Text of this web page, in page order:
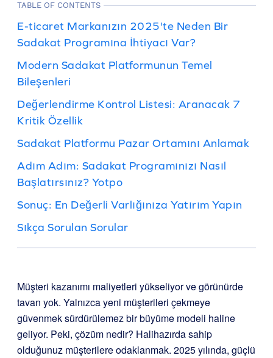
TABLE OF CONTENTS
E-ticaret Markanızın 2025'te Neden Bir
Sadakat Programına İhtiyacı Var?
Modern Sadakat Platformunun Temel
Bileşenleri
Değerlendirme Kontrol Listesi: Aranacak 7
Kritik Özellik
Sadakat Platformu Pazar Ortamını Anlamak
Adım Adım: Sadakat Programınızı Nasıl
Başlatırsınız? Yotpo
Sonuç: En Değerli Varlığınıza Yatırım Yapın
Sıkça Sorulan Sorular
Müşteri kazanımı maliyetleri yükseliyor ve görünürde
tavan yok. Yalnızca yeni müşterileri çekmeye
güvenmek sürdürülemez bir büyüme modeli haline
geliyor. Peki, çözüm nedir? Halihazırda sahip
olduğunuz müşterilere odaklanmak. 2025 yılında, güçlü